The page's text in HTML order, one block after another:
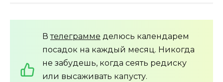
Втелеграмме делюсь календарем
посадок на каждый месяц. Никогда
не забудешь, когда сеять редиску
или высаживать капусту.